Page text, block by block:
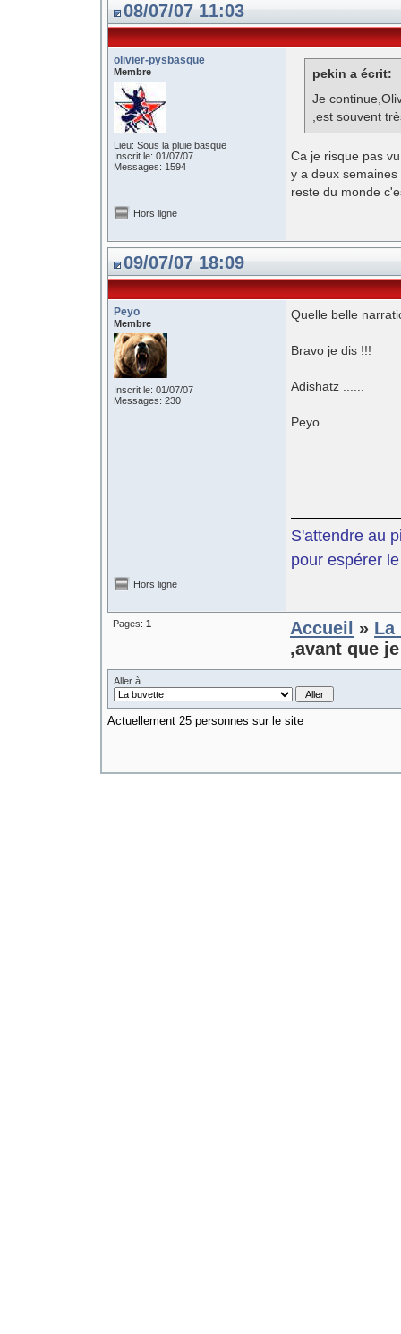
08/07/07 11:03
olivier-pysbasque
Membre
Lieu: Sous la pluie basque
Inscrit le: 01/07/07
Messages: 1594
pekin a écrit:
Je
,est souvent
Ca je risque pas
y a deux
reste du monde
Hors ligne
09/07/07 18:09
Peyo
Membre
Inscrit le: 01/07/07
Messages: 230
Quelle belle
Bravo je dis !!!
Adishatz ......
Peyo
S'attendre au
pour espérer
Hors ligne
Pages: 1 Accueil » La
,avant que
Aller à